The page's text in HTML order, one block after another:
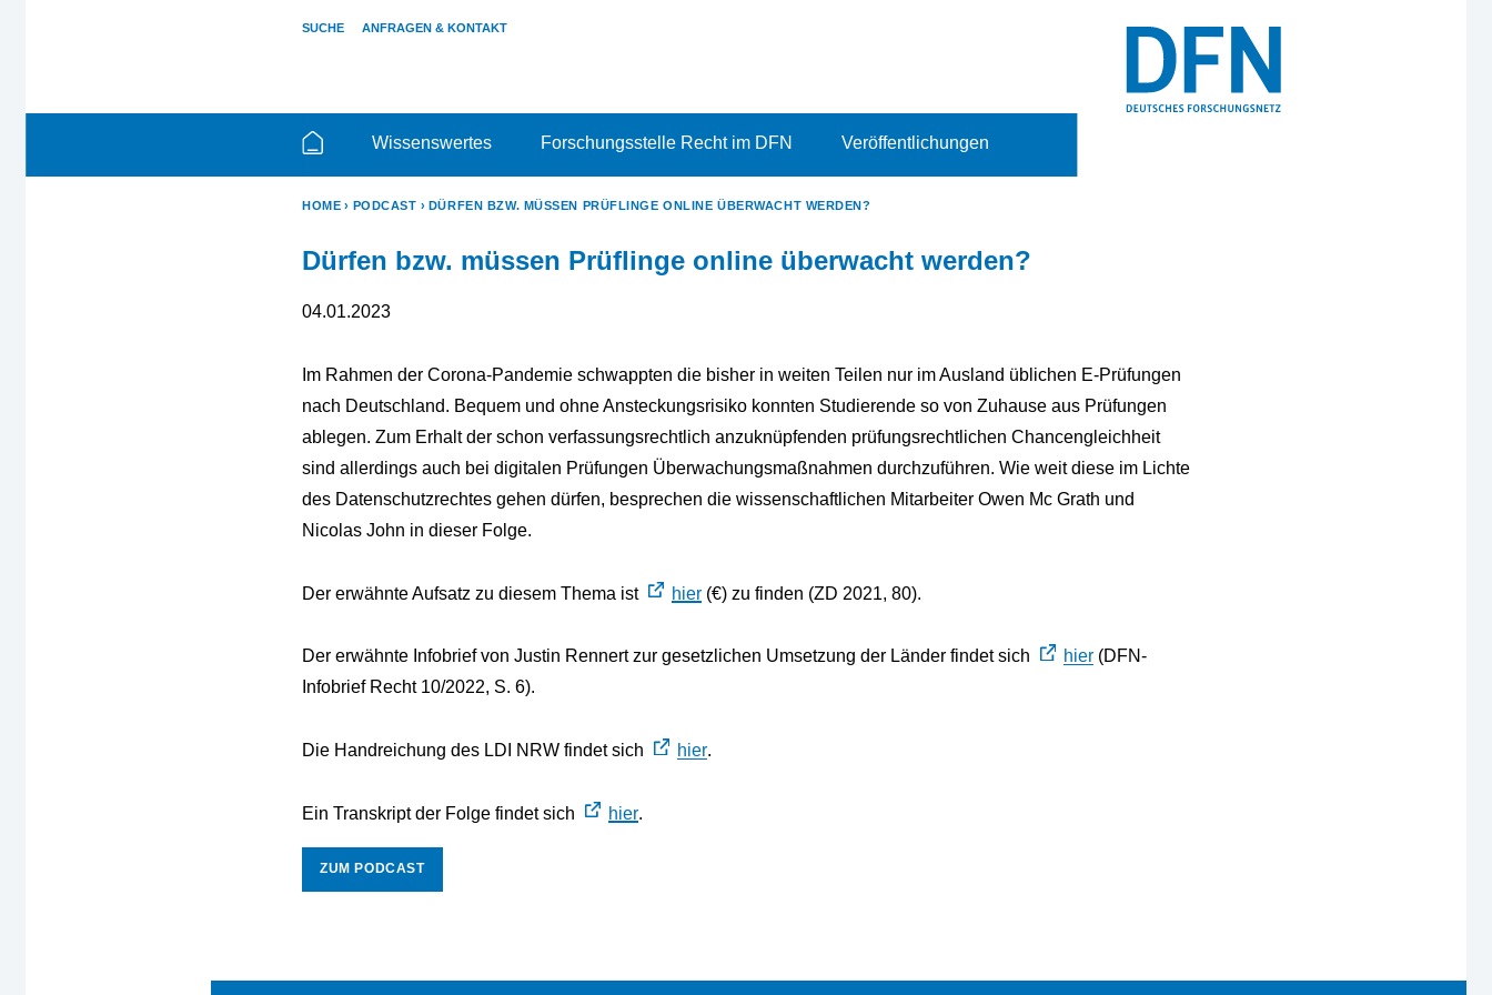
SUCHE ANFRAGEN & KONTAKT
Wissenswertes Forschungsstelle Recht im DFN Veröffentlichungen
HOME PODCAST DÜRFEN BZW. MÜSSEN PRÜFLINGE ONLINE ÜBERWACHT WERDEN?
Dürfen bzw. müssen Prüflinge online überwacht werden?
04.01.2023
Im Rahmen der Corona-Pandemie schwappten die bisher in weiten Teilen nur im Ausland üblichen E-Prüfungen
nach Deutschland. Bequem und ohne Ansteckungsrisiko konnten Studierende so von Zuhause aus Prüfungen
ablegen. Zum Erhalt der schon verfassungsrechtlich anzuknüpfenden prüfungsrechtlichen Chancengleichheit
sind allerdings auch bei digitalen Prüfungen Überwachungsmaßnahmen durchzuführen. Wie weit diese im Lichte
des Datenschutzrechtes gehen dürfen, besprechen die wissenschaftlichen Mitarbeiter Owen Mc Grath und
Nicolas John in dieser Folge.
Der erwähnte Aufsatz zu diesem Thema ist hier(€) zu finden (ZD 2021, 80).
Der erwähnte Infobrief von Justin Rennert zur gesetzlichen Umsetzung der Länder findet sich hier(DFN-
Infobrief Recht 10/2022, S. 6).
Die Handreichung des LDI NRW findet sich hier.
Ein Transkript der Folge findet sich hier.
ZUM PODCAST